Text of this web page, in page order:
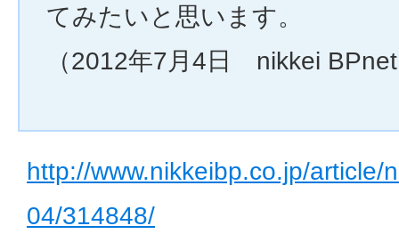
てみたいと思います。
（2012年7月4日 nikkei
http://www.nikkeibp.co.jp/article/
04/314848/